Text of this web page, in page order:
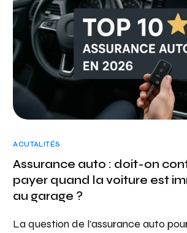
ACUTALITÉS
Assurance auto : doit-on
payer quand la voiture est
au garage ?
La question de l’assurance auto